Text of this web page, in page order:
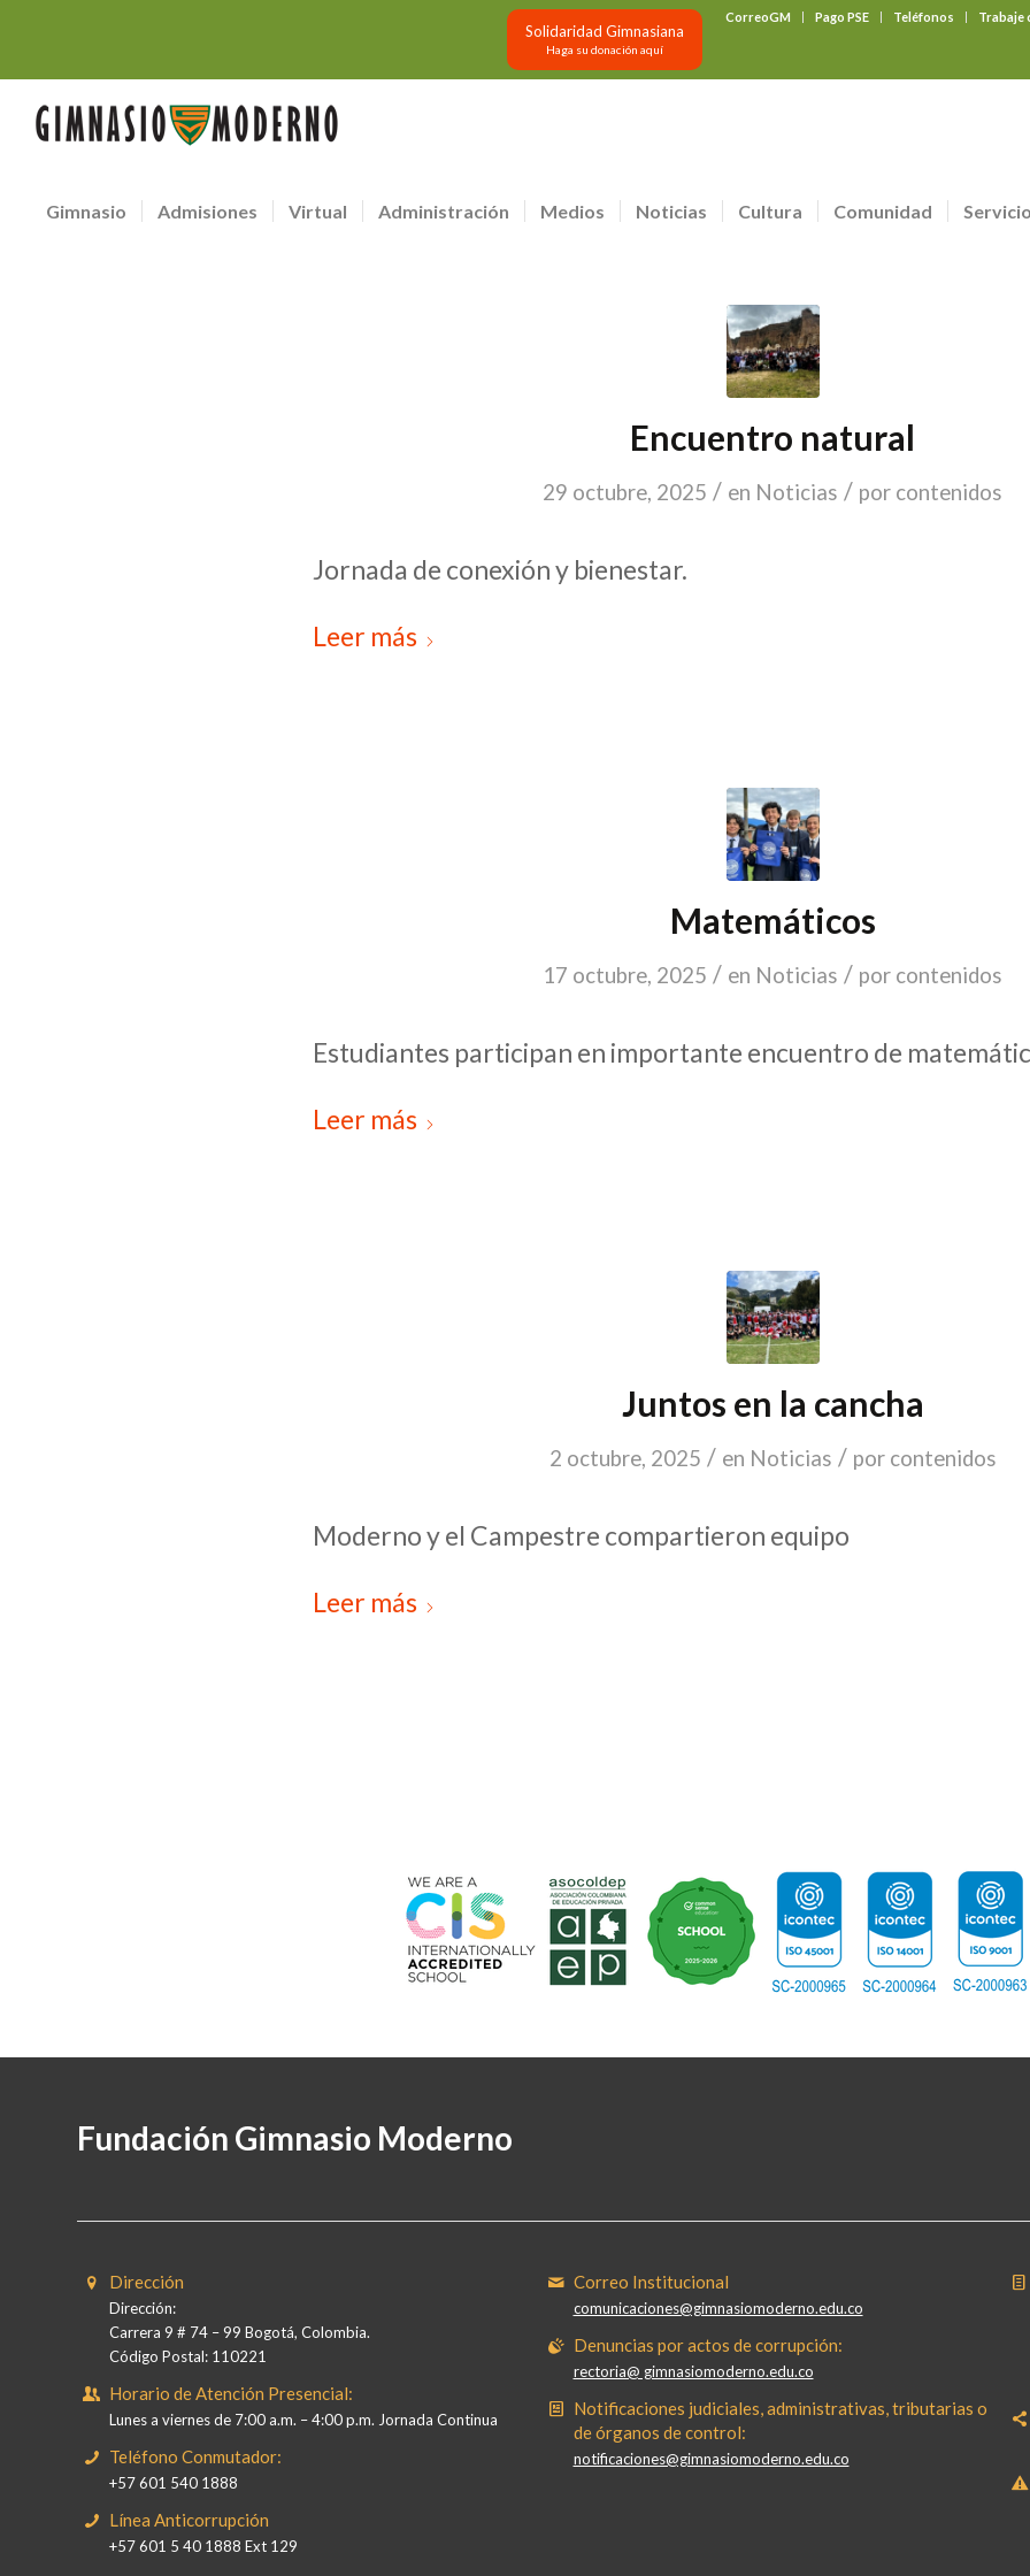
CorreoGM Pago PSE Teléfonos Trabaje
Solidaridad Gimnasiana
Haga su donación aquí
Gimnasio Admisiones Virtual Administración Medios Noticias Cultura Comunidad
Encuentro natural
29 octubre, 2025 / en Noticias / por contenidos
Jornada de conexión y bienestar.
Leer más
Matemáticos
17 octubre, 2025 / en Noticias / por contenidos
Estudiantes participan en importante encuentro de
Leer más
Juntos en la cancha
2 octubre, 2025 / en Noticias / por contenidos
Moderno y el Campestre compartieron equipo
Leer más
Fundación Gimnasio Moderno
Dirección
Dirección:
Carrera 9 # 74 – 99 Bogotá, Colombia.
Código Postal: 110221
Horario de Atención Presencial:
Lunes a viernes de 7:00 a.m. – 4:00 p.m. Jornada Continua
Teléfono Conmutador:
+57 601 540 1888
Línea Anticorrupción
+57 601 5 40 1888 Ext 129
Correo Institucional
comunicaciones@gimnasiomoderno.edu.co
Denuncias por actos de corrupción:
rectoria@ gimnasiomoderno.edu.co
Notificaciones judiciales, administrativas, tributarias o
de órganos de control:
notificaciones@gimnasiomoderno.edu.co